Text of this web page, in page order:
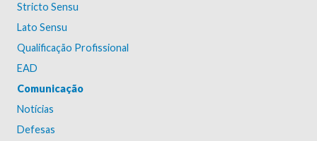
Stricto Sensu
Lato Sensu
Qualificação Profissional
EAD
Comunicação
Notícias
Defesas